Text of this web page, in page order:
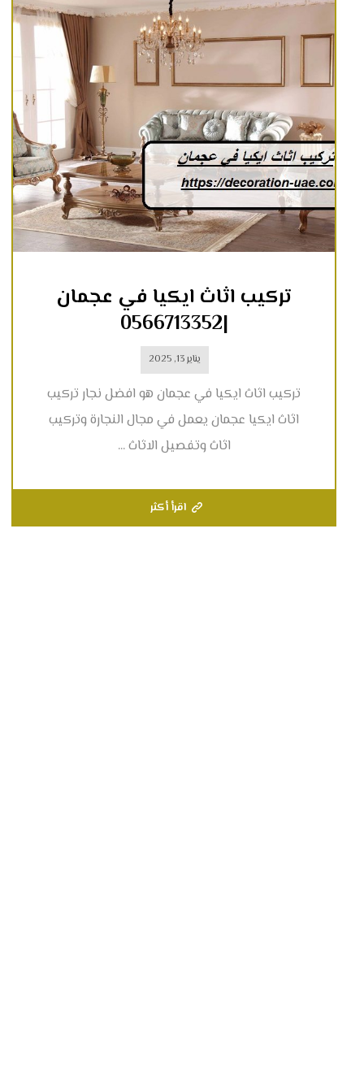
تركيب اثاث ايكيا في عجمان
|0566713352
يناير 13, 2025
تركيب اثاث ايكيا في عجمان هو افضل نجار تركيب
اثاث ايكيا عجمان يعمل في مجال النجارة وتركيب
اثاث وتفصيل الاثاث ...
اقرأ أكثر